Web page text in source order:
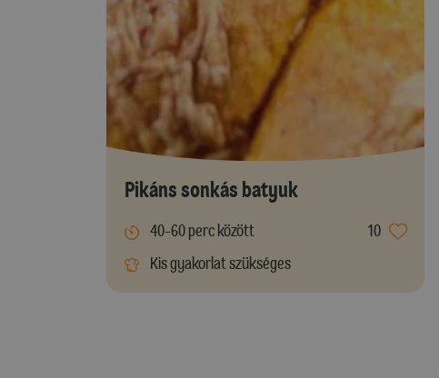
Pikáns sonkás batyuk
40-60 perc között
10
Kis gyakorlat szükséges